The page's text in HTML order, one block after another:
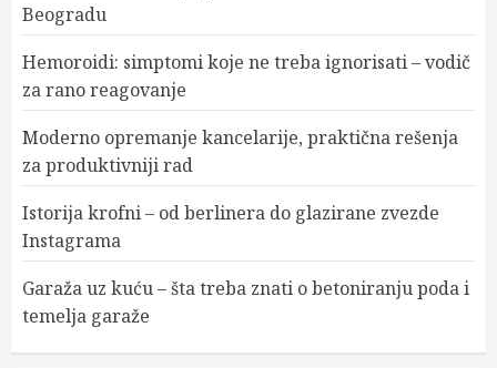
Beogradu
Hemoroidi: simptomi koje ne treba ignorisati – vodič
za rano reagovanje
Moderno opremanje kancelarije, praktična rešenja
za produktivniji rad
Istorija krofni – od berlinera do glazirane zvezde
Instagrama
Garaža uz kuću – šta treba znati o betoniranju poda i
temelja garaže